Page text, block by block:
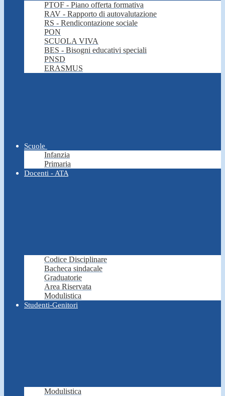
PTOF - Piano offerta formativa
RAV - Rapporto di autovalutazione
RS - Rendicontazione sociale
PON
SCUOLA VIVA
BES - Bisogni educativi speciali
PNSD
ERASMUS
Scuole
Infanzia
Primaria
Docenti - ATA
Codice Disciplinare
Bacheca sindacale
Graduatorie
Area Riservata
Modulistica
Studenti-Genitori
Modulistica